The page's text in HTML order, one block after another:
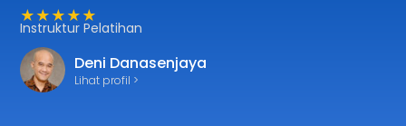
★★★★★
Instruktur Pelatihan
Deni Danasenjaya
Lihat profil >